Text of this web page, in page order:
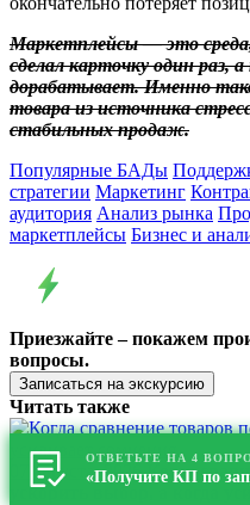
Маркетплейсы — это
сделал карточку один раз,
дорабатывает. Именно
товара из источника
стабильных продаж.
Популярные БАДы
стратегии Маркетинг
аудитория Анализ рынка
маркетплейсы Бизнес и
Приезжайте – покажем
вопросы.
Записаться на экскурсию
Читать также
07 августа, 2026 Когда
ускорить выбор, а когда
ОТВЕТЬТЕ НА 4
«Получите КП по